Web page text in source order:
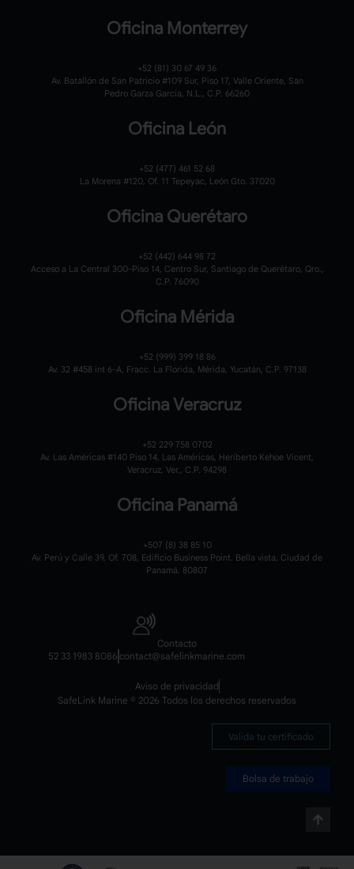
Oficina Monterrey
+52 (81) 30 67 49 36
Av. Batallón de San Patricio #109 Sur, Piso 17, Valle Oriente, San
Pedro Garza García, N.L., C.P. 66260
Oficina León
+52 (477) 461 52 68
La Morena #120, Of. 11 Tepeyac, León Gto. 37020
Oficina Querétaro
+52 (442) 644 98 72
Acceso a La Central 300-Piso 14, Centro Sur, Santiago de Querétaro, Qro.,
C.P. 76090
Oficina Mérida
+52 (999) 399 18 86
Av. 32 #458 int 6-A, Fracc. La Florida, Mérida, Yucatán, C.P. 97138
Oficina Veracruz
+52 229 758 0702
Av. Las Américas #140 Piso 14, Las Américas, Heriberto Kehoe Vicent,
Veracruz, Ver., C.P. 94298
Oficina Panamá
+507 (8) 38 85 10
Av. Perú y Calle 39, Of. 708, Edificio Business Point. Bella vista, Ciudad de
Panamá. 80807
Contacto
52 33 1983 8086 contact@safelinkmarine.com
Aviso de privacidad
SafeLink Marine © 2026 Todos los derechos reservados
Valida tu certificado
Bolsa de trabajo